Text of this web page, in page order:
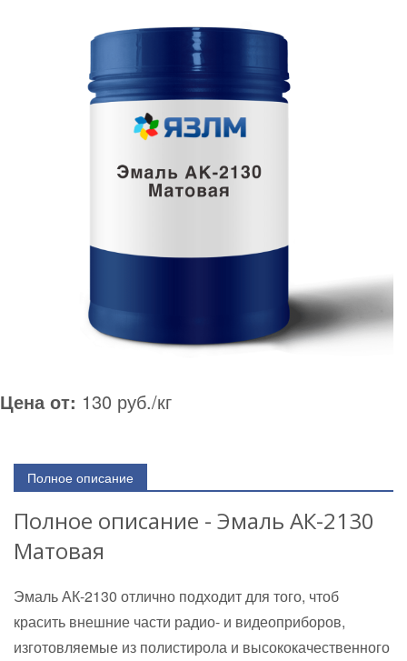
Цена от: 130 руб./кг
Полное описание
Полное описание - Эмаль АК-2130
Матовая
Эмаль АК-2130 отлично подходит для того, чтоб
красить внешние части радио- и видеоприборов,
изготовляемые из полистирола и высококачественного